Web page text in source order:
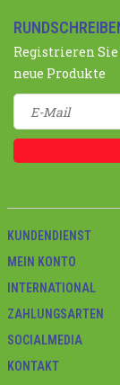
Registrieren
neue Produkte
KUNDENDIENST
MEIN KONTO
INTERNATIONAL
ZAHLUNGSARTEN
SOCIALMEDIA
KONTAKT